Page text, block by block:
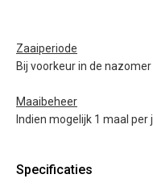
Zaaiperiode
Bij voorkeur in de
Maaibeheer
Indien mogelijk 1 maal per
Specificaties